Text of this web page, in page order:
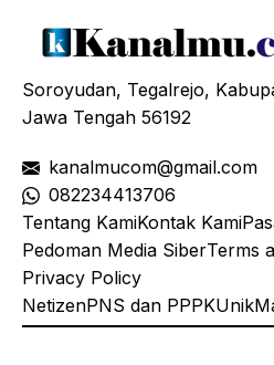
Soroyudan, Tegalrejo,
Jawa Tengah 56192
kanalmucom@gmail.com
082234413706
Tentang KamiKontak Kami
Pedoman Media SiberTerms
Privacy Policy
NetizenPNS dan PPPKUnik